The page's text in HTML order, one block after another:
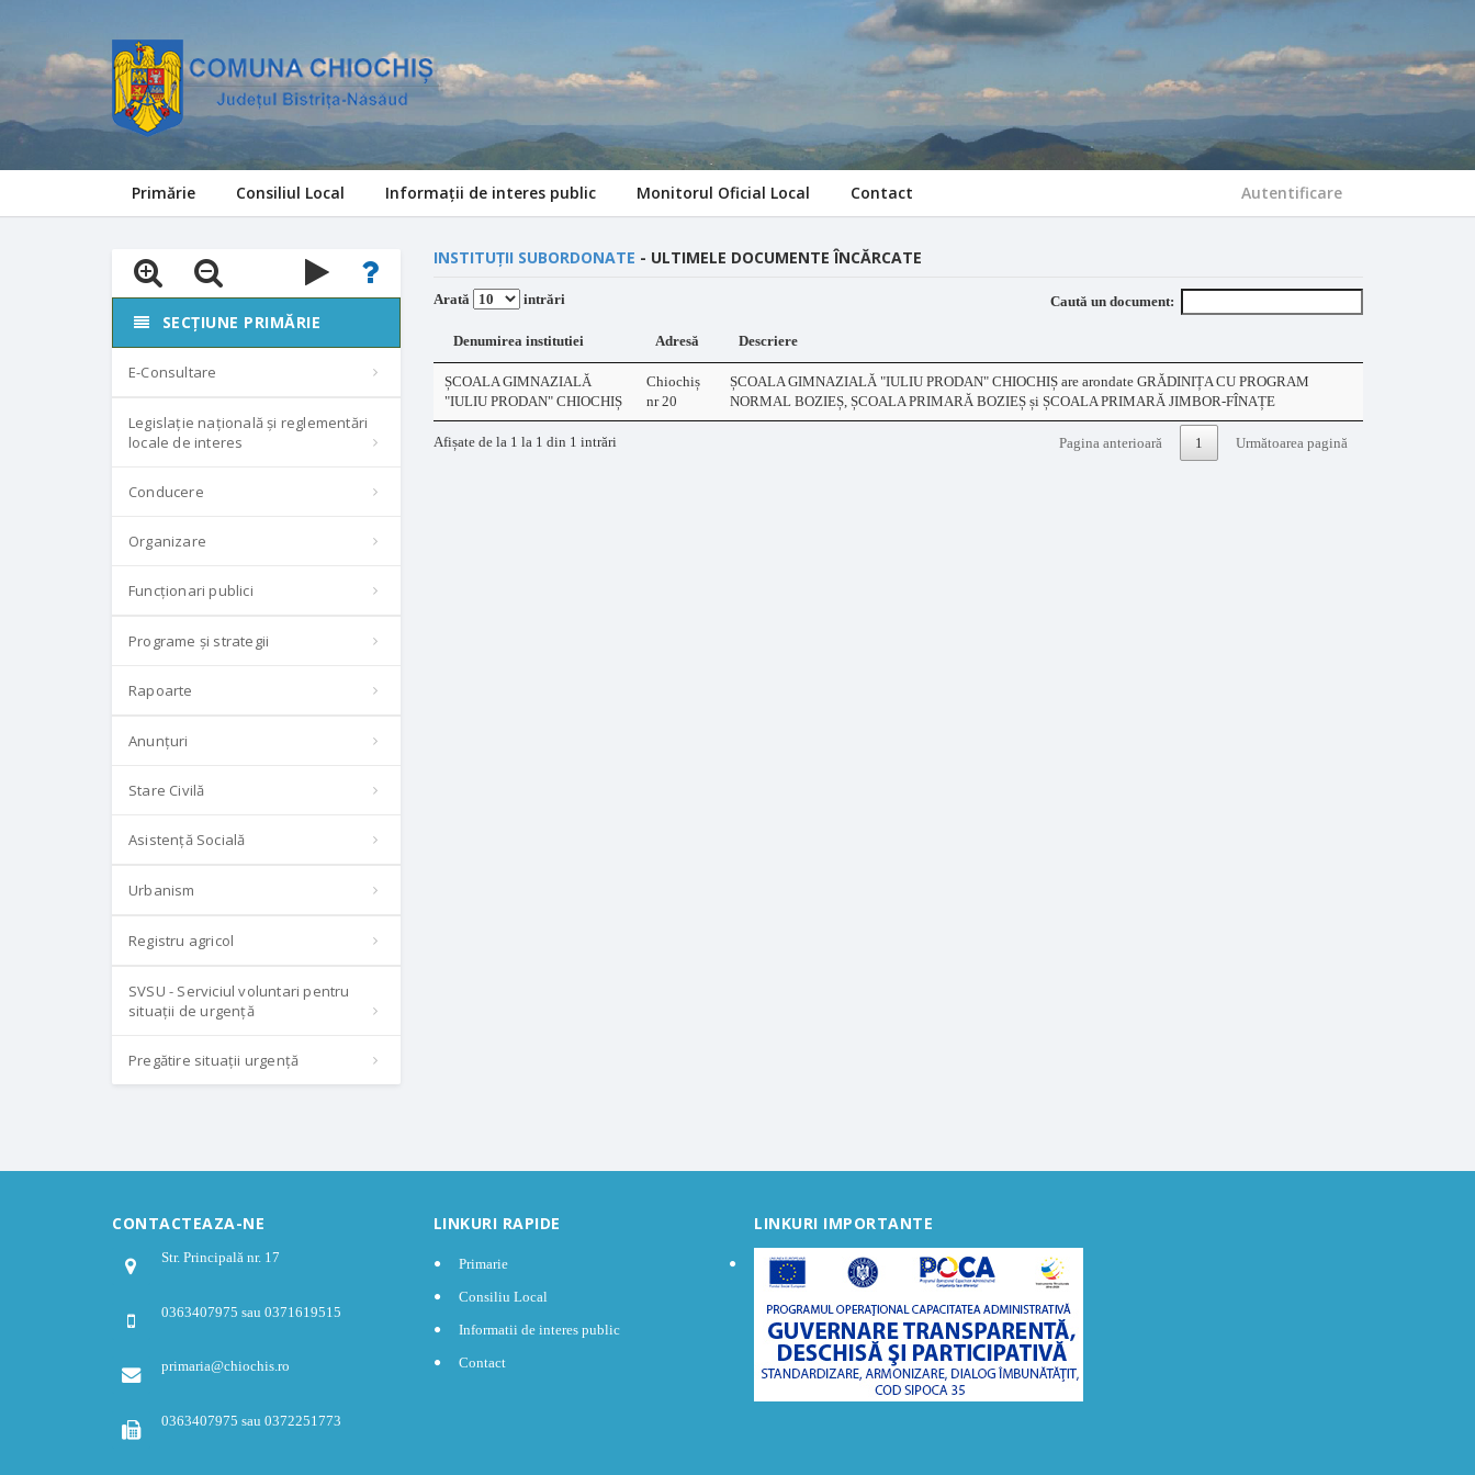
Primărie Consiliul Local Informații de interes public Monitorul Oficial Local Contact Autentificare
SECȚIUNE PRIMĂRIE
E-Consultare
Legislație națională și reglementări
locale de interes
Conducere
Organizare
Funcționari publici
Programe și strategii
Rapoarte
Anunțuri
Stare Civilă
Asistență Socială
Urbanism
Registru agricol
SVSU - Serviciul voluntari pentru
situații de urgență
Pregătire situații urgență
INSTITUȚII SUBORDONATE - ULTIMELE DOCUMENTE ÎNCĂRCATE
Arată intrări Caută un document:
Denumirea institutiei Adresă Descriere
ȘCOALA GIMNAZIALĂ
"IULIU PRODAN" CHIOCHIȘ
Chiochiș
nr 20
ȘCOALA GIMNAZIALĂ "IULIU PRODAN" CHIOCHIȘ are arondate GRĂDINIȚA CU PROGRAM
NORMAL BOZIEȘ, ȘCOALA PRIMARĂ BOZIEȘ și ȘCOALA PRIMARĂ JIMBOR-FÎNAȚE
Afișate de la 1 la 1 din 1 intrări Pagina anterioară 1 Următoarea pagină
CONTACTEAZA-NE
Str. Principală nr. 17
0363407975 sau 0371619515
primaria@chiochis.ro
0363407975 sau 0372251773
LINKURI RAPIDE
Primarie
Consiliu Local
Informatii de interes public
Contact
LINKURI IMPORTANTE